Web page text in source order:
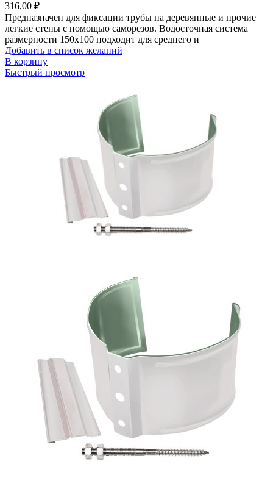
316,00 ₽
Предназначен для фиксации трубы на деревянные и прочие
легкие стены с помощью саморезов. Водосточная система
размерности 150х100 подходит для среднего и
Добавить в список желаний
В корзину
Быстрый просмотр